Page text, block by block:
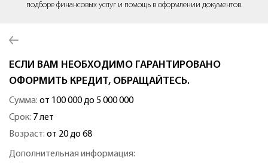
подборе финансовых услуг и помощь в оформлении документов.
ЕСЛИ ВАМ НЕОБХОДИМО ГАРАНТИРОВАНО
ОФОРМИТЬ КРЕДИТ, ОБРАЩАЙТЕСЬ.
Сумма: от 100 000 до 5 000 000
Срок: 7 лет
Возраст: от 20 до 68
Дополнительная информация: